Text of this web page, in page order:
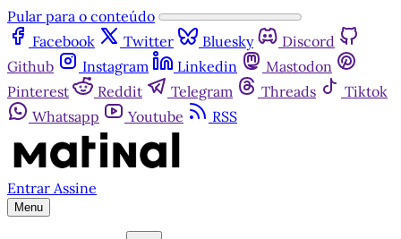
Pular para o conteúdo
Facebook
Twitter Bluesky
Discord
Github
Instagram Linkedin
Mastodon
Pinterest
Reddit Telegram Threads
Tiktok
Whatsapp
Youtube RSS
Entrar Assine
Menu